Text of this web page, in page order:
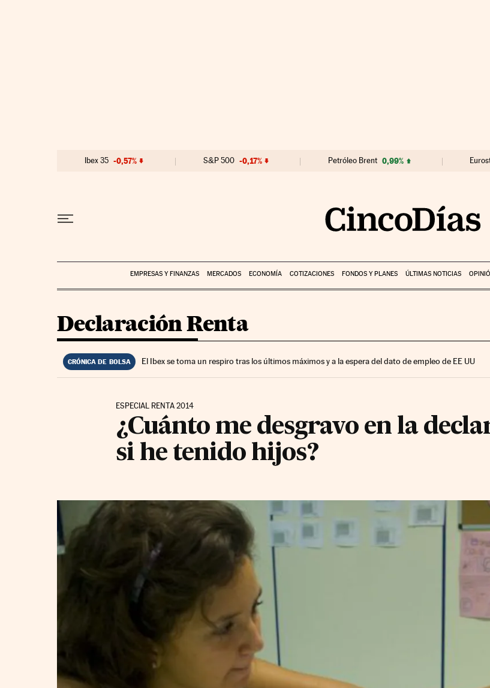
Ibex 35 -0,57% S&P 500 -0,17% Petróleo Brent 0,99%
EMPRESAS Y FINANZAS MERCADOS ECONOMÍA COTIZACIONES FONDOS Y PLANES ÚLTIMAS NOTICIAS
Declaración Renta
CRÓNICA DE BOLSA El Ibex se toma un respiro tras los últimos máximos y a la espera del dato de empleo de EE UU
ESPECIAL RENTA 2014
¿Cuánto me desgravo en la
si he tenido hijos?